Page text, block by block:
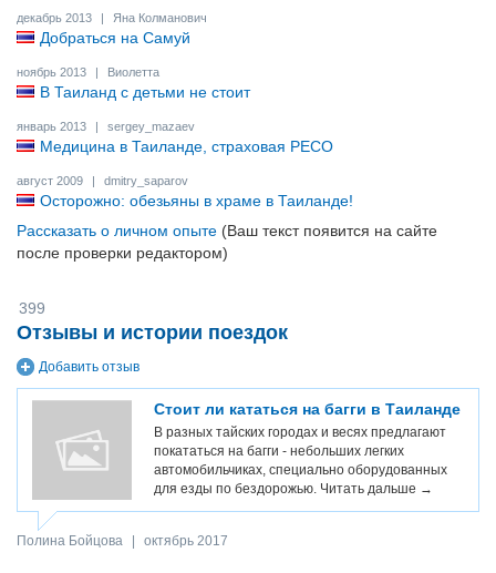
декабрь 2013 | Яна Колманович
Добраться на Самуй
ноябрь 2013 | Виолетта
В Таиланд с детьми не стоит
январь 2013 | sergey_mazaev
Медицина в Таиланде, страховая РЕСО
август 2009 | dmitry_saparov
Осторожно: обезьяны в храме в Таиланде!
Рассказать о личном опыте (Ваш текст появится на сайте
после проверки редактором)
Добавить отзыв
Отзывы и истории поездок
399
Стоит ли кататься на багги в Таиланде
В разных тайских городах и весях предлагают
покататься на багги - небольших легких
автомобильчиках, специально оборудованных
для езды по бездорожью. Читать дальше →
Полина Бойцова октябрь 2017